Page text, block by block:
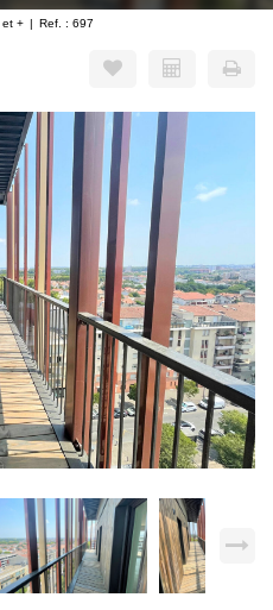
et + Ref. : 697